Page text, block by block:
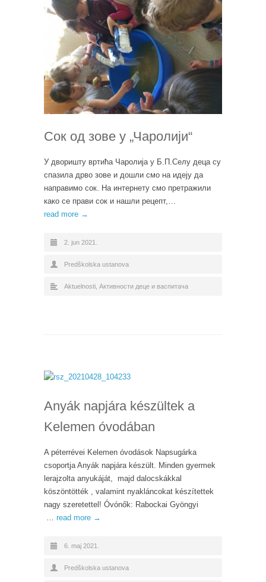
Сок од зове у „Чаролији“
У дворишту вртића Чаролија у Б.П.Селу деца су
спазила дрво зове и дошли смо на идеју да
направимо сок. На интернету смо претражили
како се прави сок и нашли рецепт,…
read more →
2. jun 2021.
Predškolska ustanova
Aktuelnosti Активности деце и васпитача
Anyák napjára készültek a
Kelemen óvodában
A péterrévei Kelemen óvodások Napsugárka
csoportja Anyák napjára készült. Minden gyermek
lerajzolta anyukáját, majd dalocskákkal
köszöntötték , valamint nyakláncokat készítettek
nagy szeretettel! Óvónők: Rabockai Gyöngyi
read more →
6. maj 2021.
Predškolska ustanova